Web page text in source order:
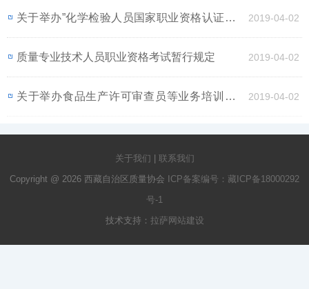
关于举办”化学检验人员国家职业资格认证考核 2019-04-02
质量专业技术人员职业资格考试暂行规定 2019-04-02
关于举办食品生产许可审查员等业务培训班的 2019-04-02
关于我们 | 联系我们
Copyright @ 2026 西藏自治区质量协会 ICP备案编号：藏ICP备18000292
号-1
技术支持： 拉萨网站建设